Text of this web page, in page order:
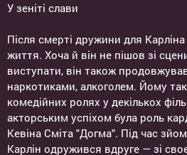
У зеніті слави
Після смерті дружини для
життя. Хоча й він не пішов зі
виступати, він також
наркотиками, алкоголем. Йому
комедійних ролях у декількох
акторським успіхом була роль
Кевіна Сміта "Догма". Під час
Карлін одружився вдруге — зі